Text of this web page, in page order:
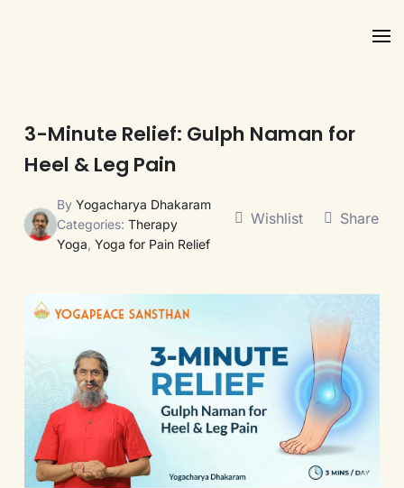
3-Minute Relief: Gulph Naman for
Heel & Leg Pain
By Yogacharya Dhakaram
Categories: Therapy
Yoga Yoga for Pain Relief
Wishlist Share